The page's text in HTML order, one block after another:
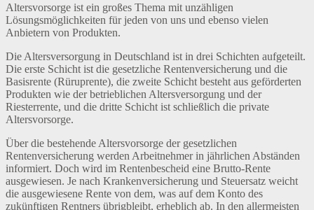
Altersvorsorge ist ein großes Thema mit unzähligen
Lösungsmöglichkeiten für jeden von uns und ebenso vielen
Anbietern von Produkten.
Die Altersversorgung in Deutschland ist in drei Schichten aufgeteilt.
Die erste Schicht ist die gesetzliche Rentenversicherung und die
Basisrente (Rüruprente), die zweite Schicht besteht aus geförderten
Produkten wie der betrieblichen Altersversorgung und der
Riesterrente, und die dritte Schicht ist schließlich die private
Altersvorsorge.
Über die bestehende Altersvorsorge der gesetzlichen
Rentenversicherung werden Arbeitnehmer in jährlichen Abständen
informiert. Doch wird im Rentenbescheid eine Brutto-Rente
ausgewiesen. Je nach Krankenversicherung und Steuersatz weicht
die ausgewiesene Rente von dem, was auf dem Konto des
zukünftigen Rentners übrigbleibt, erheblich ab. In den allermeisten